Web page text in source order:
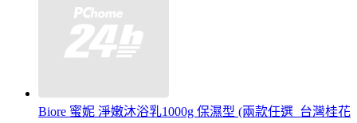
Biore 蜜妮 淨嫩沐浴乳1000g 保濕型 (兩款任選_台灣桂花